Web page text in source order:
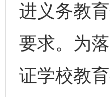
进义务教
要求。为
证学校教